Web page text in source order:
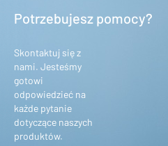
Potrzebujesz pomocy?
Skontaktuj się z
nami. Jesteśmy
gotowi
odpowiedzieć na
każde pytanie
dotyczące naszych
produktów.